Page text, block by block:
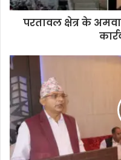
परतावल क्षेत्र के